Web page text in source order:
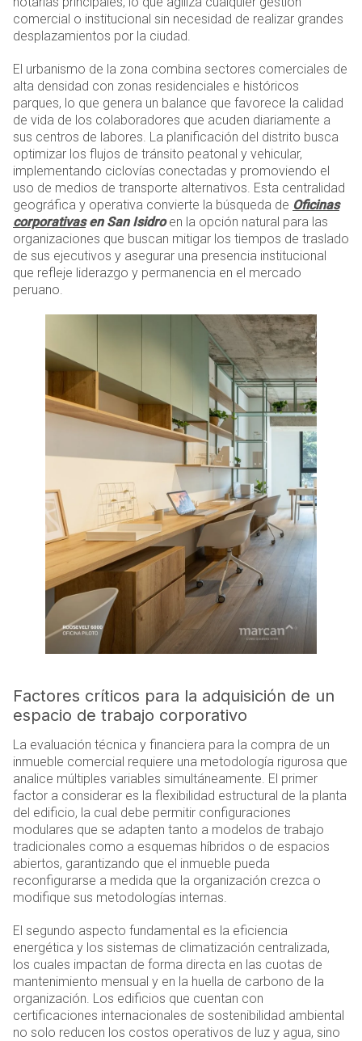
comercial o institucional sin necesidad de realizar grandes
desplazamientos por la ciudad.
El urbanismo de la zona combina sectores comerciales de
alta densidad con zonas residenciales e históricos
parques, lo que genera un balance que favorece la calidad
de vida de los colaboradores que acuden diariamente a
sus centros de labores. La planificación del distrito busca
optimizar los flujos de tránsito peatonal y vehicular,
implementando ciclovías conectadas y promoviendo el
uso de medios de transporte alternativos. Esta centralidad
geográfica y operativa convierte la búsqueda de Oficinas
corporativasen San Isidroen la opción natural para las
organizaciones que buscan mitigar los tiempos de traslado
de sus ejecutivos y asegurar una presencia institucional
que refleje liderazgo y permanencia en el mercado
peruano.
Factores críticos para la adquisición de un
espacio de trabajo corporativo
La evaluación técnica y financiera para la compra de un
inmueble comercial requiere una metodología rigurosa que
analice múltiples variables simultáneamente. El primer
factor a considerar es la flexibilidad estructural de la planta
del edificio, la cual debe permitir configuraciones
modulares que se adapten tanto a modelos de trabajo
tradicionales como a esquemas híbridos o de espacios
abiertos, garantizando que el inmueble pueda
reconfigurarse a medida que la organización crezca o
modifique sus metodologías internas.
El segundo aspecto fundamental es la eficiencia
energética y los sistemas de climatización centralizada,
los cuales impactan de forma directa en las cuotas de
mantenimiento mensual y en la huella de carbono de la
organización. Los edificios que cuentan con
certificaciones internacionales de sostenibilidad ambiental
no solo reducen los costos operativos de luz y agua, sino